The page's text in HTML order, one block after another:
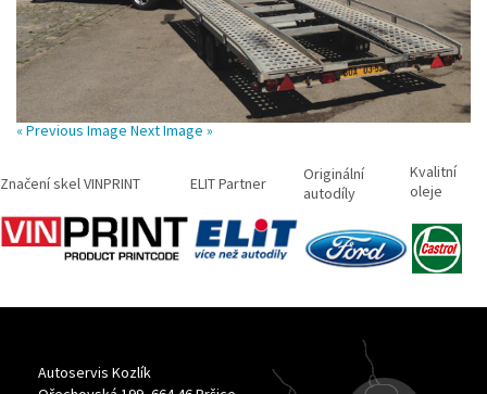
« Previous Image Next Image »
Značení skel VINPRINT ELIT Partner
Originální
autodíly
Kvalitní
oleje
Autoservis Kozlík